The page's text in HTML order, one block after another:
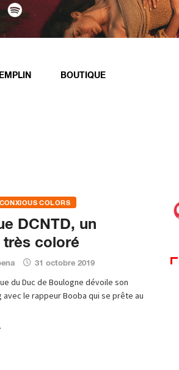
BOUTIQUE
CONXIOUS COLORS
DCNTD, un
coloré
31 octobre 2019
du Duc de Boulogne dévoile son
le rappeur Booba qui se prête au